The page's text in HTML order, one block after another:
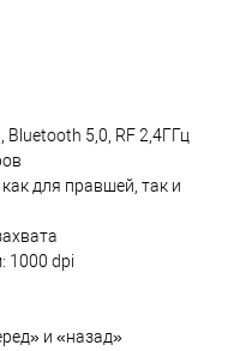
Bluetooth 5,0, RF 2,4ГГц
для правшей, так и
1000 dpi
и «назад»